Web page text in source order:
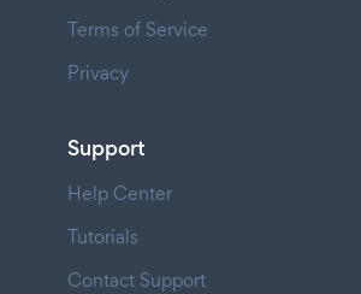
Terms of Service
Privacy
Support
Help Center
Tutorials
Contact Support